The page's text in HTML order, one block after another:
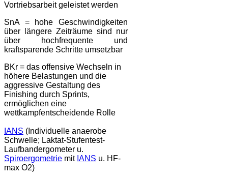
Vortriebsarbeit geleistet werden
SnA = hohe Geschwindigkeiten
über längere Zeiträume sind nur
über hochfrequente und
kraftsparende Schritte umsetzbar
BKr = das offensive Wechseln in
höhere Belastungen und die
aggressive Gestaltung des
Finishing durch Sprints,
ermöglichen eine
wettkampfentscheidende Rolle
IANS (Individuelle anaerobe
Schwelle; Laktat-Stufentest-
Laufbandergometer u.
Spiroergometrie mit IANS u. HF-
max O2)